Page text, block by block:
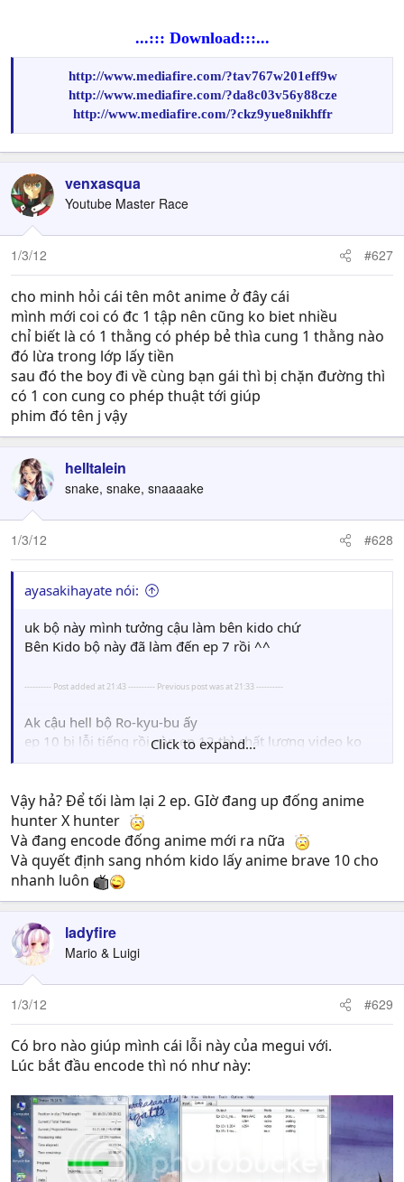
...::: Download:::...
http://www.mediafire.com/?tav767w201eff9w
http://www.mediafire.com/?da8c03v56y88cze
http://www.mediafire.com/?ckz9yue8nikhffr
venxasqua
Youtube Master Race
1/3/12 #627
cho minh hỏi cái tên môt anime ở đây cái
mình mới coi có đc 1 tập nên cũng ko biet nhiều
chỉ biết là có 1 thằng có phép bẻ thìa cung 1 thằng nào
đó lừa trong lớp lấy tiền
sau đó the boy đi về cùng bạn gái thì bị chặn đường thì
có 1 con cung co phép thuật tới giúp
phim đó tên j vậy
helltalein
snake, snake, snaaaake
1/3/12 #628
ayasakihayate nói:
uk bộ này mình tưởng cậu làm bên kido chứ
Bên Kido bộ này đã làm đến ep 7 rồi ^^
---------- Post added at 21:43 ---------- Previous post was at 21:33 ----------
Ak cậu hell bộ Ro-kyu-bu ấy
ep 10 bị lỗi tiếng rồi còn ep 12 thì chất lượng video ko
như các video khác có vẻ như chất lượng thấp hơn
Click to expand...
Vậy hả? Để tối làm lại 2 ep. GIờ đang up đống anime
hunter X hunter
Và đang encode đống anime mới ra nữa
Và quyết định sang nhóm kido lấy anime brave 10 cho
nhanh luôn
ladyfire
Mario & Luigi
1/3/12 #629
Có bro nào giúp mình cái lỗi này của megui với.
Lúc bắt đầu encode thì nó như này: